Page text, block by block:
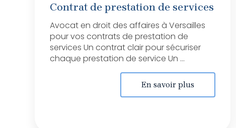
Contrat de prestation de services
Avocat en droit des affaires à Versailles
pour vos contrats de prestation de
services Un contrat clair pour sécuriser
chaque prestation de service Un ...
En savoir plus